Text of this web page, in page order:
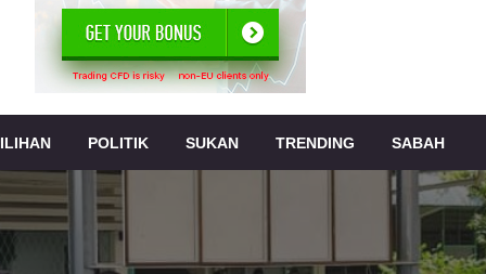
POLITIK SUKAN TRENDING SABAH